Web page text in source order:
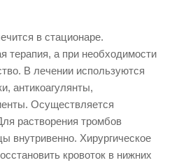
в стационаре.
терапия, а при необходимости
В лечении используются
антикоагулянты,
Осуществляется
растворения тромбов
внутривенно. Хирургическое
кровоток в нижних